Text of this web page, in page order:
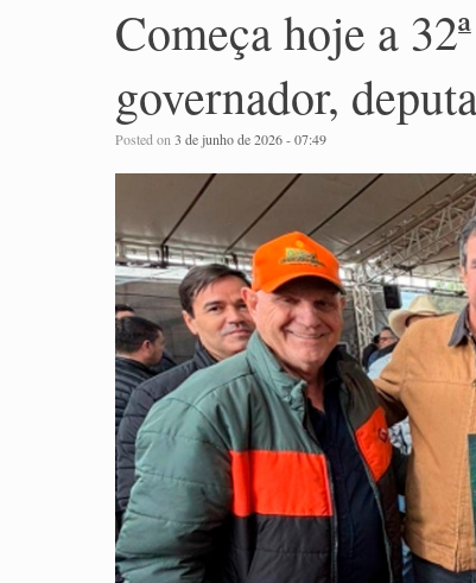
Começa hoje a
governador,
Posted on3 de junho de 2026 - 07:49